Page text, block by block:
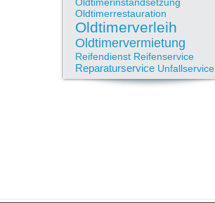
Oldtimerrestauration
Oldtimerverleih
Oldtimervermietung
Reifendienst Reifenservice
Reparaturservice Unfallservice